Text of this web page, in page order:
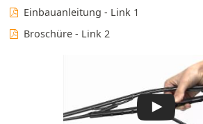
Einbauanleitung - Link 1
Broschüre - Link 2